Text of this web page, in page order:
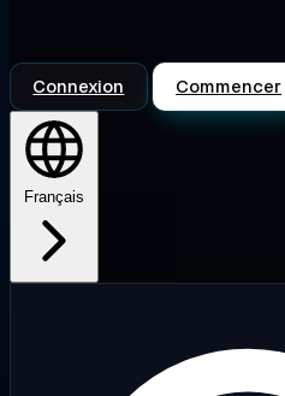
Connexion Commencer
Français